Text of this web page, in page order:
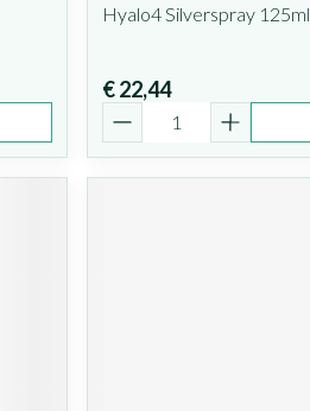
Hyalo4 Silverspray 125ml
€ 22,44